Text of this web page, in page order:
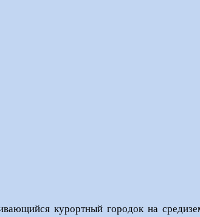
курортный городок на